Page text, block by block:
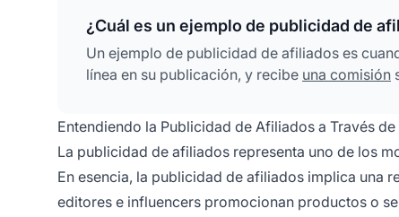
¿Cuál es un ejemplo de publicidad de
Un ejemplo de publicidad de afiliados es
línea en su publicación, y recibe una comisión
Entendiendo la Publicidad de Afiliados a Través de
La publicidad de afiliados representa uno de los
En esencia, la publicidad de afiliados implica una
editores e influencers promocionan productos o